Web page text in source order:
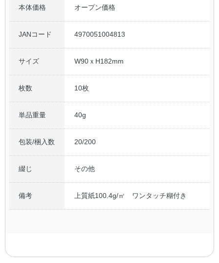
本体価格 オープン価格
JANコード 4970051004813
サイズ W90ｘH182mm
枚数 10枚
単品重量 40g
包装/梱入数 20/200
綴じ その他
備考 上質紙100.4g/㎡ ワンタッチ糊付き